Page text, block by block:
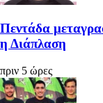
Πεντάδα
η Διάπλαση
πριν 5 ώρες